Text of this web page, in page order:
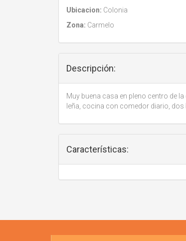
Ubicacion: Colonia
Zona: Carmelo
Descripción:
Muy buena casa en pleno centro de
leña, cocina con comedor diario,
Características: